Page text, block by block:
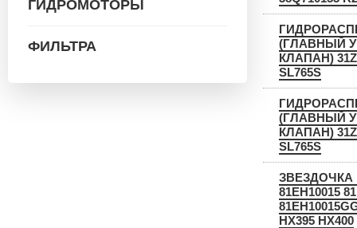
ГИДРОМОТОРЫ
ФИЛЬТРА
(ГЛАВНЫЙ
КЛАПАН)
SL765S
(ГЛАВНЫЙ
КЛАПАН)
SL765S
ЗВЕЗДОЧКА
81EH10015
HX395 HX400